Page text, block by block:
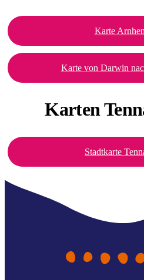
Karte
Karte von Darwin
Karten
Stadtkarte